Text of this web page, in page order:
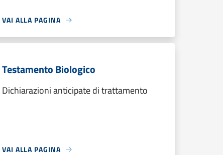
VAI ALLA PAGINA
Testamento Biologico
Dichiarazioni anticipate di trattamento
VAI ALLA PAGINA